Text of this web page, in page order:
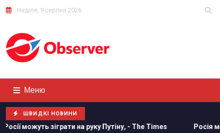
Неділя, 9 серпня 2026
Меню
ШВИДКІ НОВИНИ
на руку Путіну, - The Times Росія може